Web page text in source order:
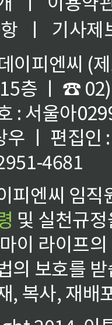
ㅣ
기사제
이피엔씨 (
층 ㅣ ☎
: 서울아
우 ㅣ 편집인
4681
피엔씨 임
및 실천규
이 라이프
의 보호를
, 복사, 재배